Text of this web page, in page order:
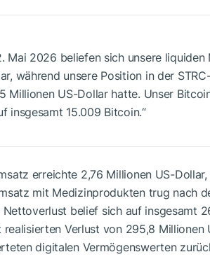
Mai 2026 beliefen sich unsere
während unsere Position in der
Millionen US-Dollar hatte. Unser
insgesamt 15.009 Bitcoin.“
erreichte 2,76 Millionen US-
mit Medizinprodukten trug nach
Nettoverlust belief sich auf insgesamt
realisierten Verlust von 295,8 Millionen
digitalen Vermögenswerten